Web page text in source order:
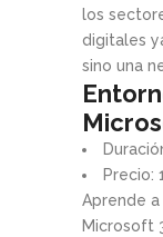
los
digitales
sino una
Precio:
Aprende
Microsoft